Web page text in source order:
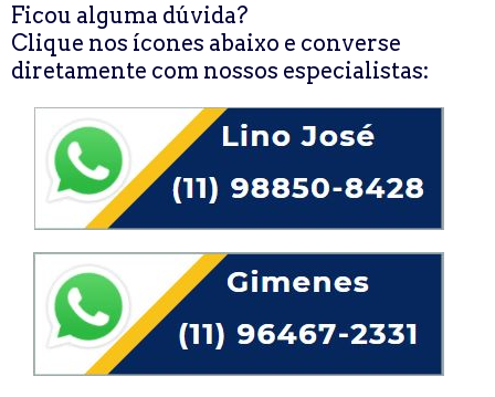
Ficou alguma dúvida?
Clique nos ícones abaixo e converse
diretamente com nossos especialistas: